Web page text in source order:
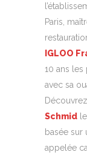
Paris,
IGLOO
10 ans
avec sa
Schmid
basée
appelée